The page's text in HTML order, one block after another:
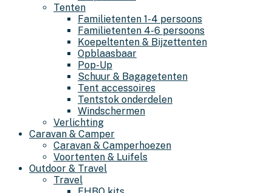
Tenten
Familietenten 1-4 persoons
Familietenten 4-6 persoons
Koepeltenten & Bijzettenten
Opblaasbaar
Pop-Up
Schuur & Bagagetenten
Tent accessoires
Tentstok onderdelen
Windschermen
Verlichting
Caravan & Camper
Caravan & Camperhoezen
Voortenten & Luifels
Outdoor & Travel
Travel